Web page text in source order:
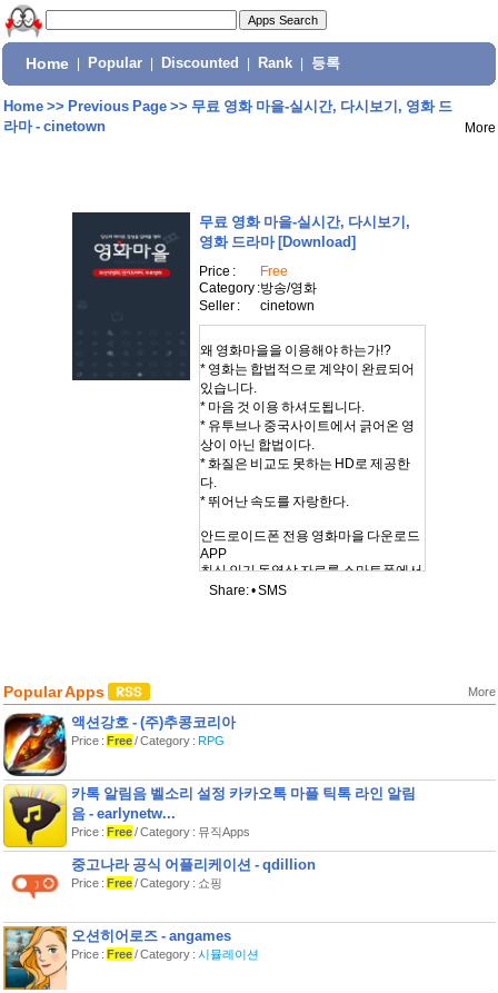
Home Popular Discounted Rank 등록
Home>> Previous Page>> 무료 영화 마을-실시간, 다시보기, 영화 드
라마 - cinetown
More
무료 영화 마을-실시간, 다시보기,
영화 드라마[Download]
Price :
Free
Category :방송/영화
Seller :
cinetown
왜 영화마을을 이용해야 하는가!?
* 영화는 합법적으로 계약이 완료되어
있습니다.
* 마음 것 이용 하셔도됩니다.
* 유투브나 중국사이트에서 긁어온 영
상이 아닌 합법이다.
* 화질은 비교도 못하는 HD로 제공한
다.
* 뛰어난 속도를 자랑한다.
안드로이드폰 전용 영화마을 다운로드
APP
최신 인기 동영상 자료를 스마트폰에서
실시간감상 할 수 있는 앱입니다. 최신
시리즈 등 다양한 VOD 영상이 빠르게
업데이트!
- 다운받고 ~ 인코딩하고 ~ 파일 옮기고
- 와이파이(Wi-Fi)와 LTE를 이용하시면
Share: •SMS
Popular Apps More
액션강호 - (주)추콩코리아
Price : Free/ Category : RPG
카톡 알림음 벨소리 설정 카카오톡 마플 틱톡 라인 알림
음 - earlynetw...
Price : Free/ Category : 뮤직Apps
중고나라 공식 어플리케이션 - qdillion
Price : Free/ Category : 쇼핑
오션히어로즈 - angames
Price : Free/ Category : 시뮬레이션